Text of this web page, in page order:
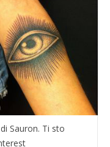
Sauron. Ti sto